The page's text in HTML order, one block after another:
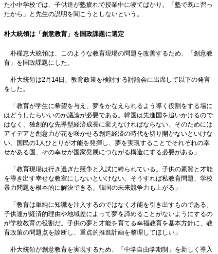
た小中学校では、子供達が塾疲れで授業中に寝てばかり。「塾で既に習っ
たから」と先生の説明を聞こうとしないという。
朴大統領は「創意教育」を国政課題に選定
朴槿恵大統領は、このような教育現場の問題を改善するため、「創意教
育」を国政課題にした。
朴大統領は2月14日、教育政策を検討する討論会に出席して以下の発言
をした。
「教育が学生に希望を与え、夢をかなえられるよう導く役割をする場に
はどうしたらいいのか議論が必要である。韓国は先進国を追いかけるので
はなく、独創的な先導型経済成長に変えなければならない。そのためには
アイデアと創意力が花を咲かせる創造経済の時代を切り開かないといけな
い。国民の1人ひとりが才能を発揮し、夢を実現することでそれぞれの幸
せがある国、その幸せが国家発展につながる構造にする必要がある」
「教育現場は行き過ぎた競争と入試に縛られている。子供の素質と才能
を導き出す幸せな教室にしないといけない。そうすれば私教育問題、学校
暴力問題を根本的に解決できる。韓国の未来競争力も上がる」
「教育は単純に知識を注入するのではなく才能を引き出すものである。
子供達が経済的理由や地域差によって夢を諦めることがないようにするの
が学校教育の役割だ。子供の夢と才能を育てる幸福教育を基本方針に、教
育政策の問題点を診断し、重点的推進計画を整理してほしい」
朴大統領が創意教育を実現するため、「中学自由学期制」を新しく導入